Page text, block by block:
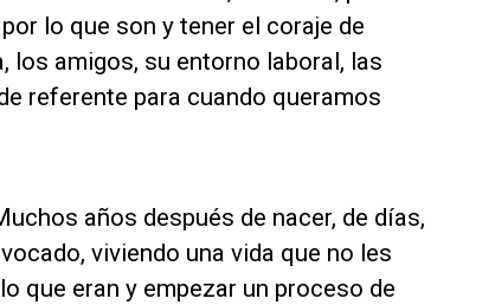
lo que son y tener el coraje de
los amigos, su entorno laboral, las
referente para cuando queramos
años después de nacer, de días,
viviendo una vida que no les
que eran y empezar un proceso de